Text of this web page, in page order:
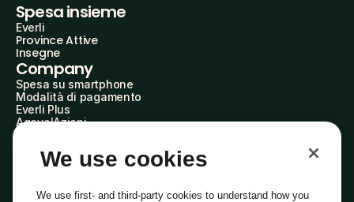
Spesa insieme
Everli
Province Attive
Insegne
Company
Spesa su smartphone
Modalità di pagamento
Everli Plus
AgevolAzioni
Everli Shoppers
Scopri chi siamo
We use cookies
We use first- and third-party cookies to understand how you